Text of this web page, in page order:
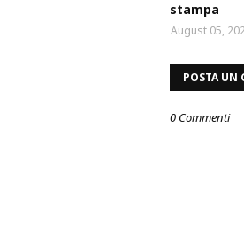
stampa
August 05,
POSTA UN
0 Commenti